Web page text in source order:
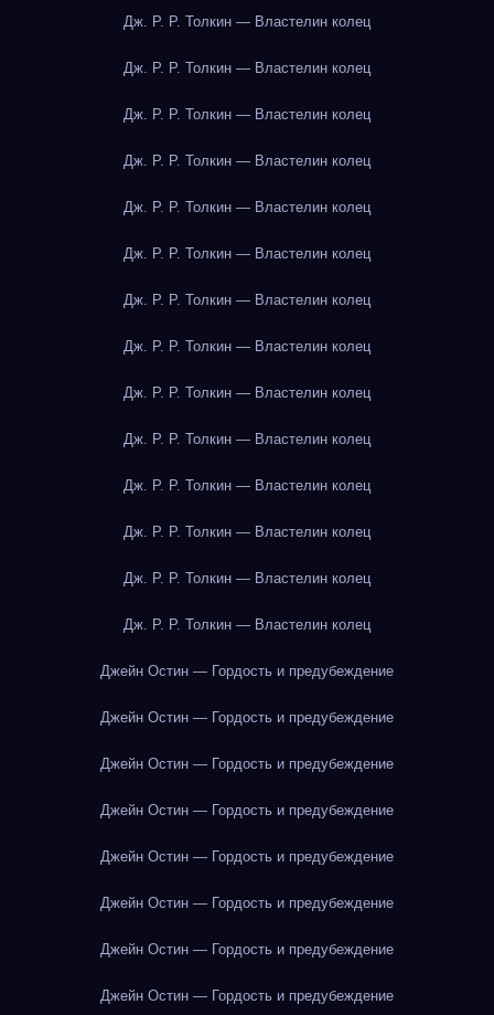
Дж. Р. Р. Толкин — Властелин колец
Дж. Р. Р. Толкин — Властелин колец
Дж. Р. Р. Толкин — Властелин колец
Дж. Р. Р. Толкин — Властелин колец
Дж. Р. Р. Толкин — Властелин колец
Дж. Р. Р. Толкин — Властелин колец
Дж. Р. Р. Толкин — Властелин колец
Дж. Р. Р. Толкин — Властелин колец
Дж. Р. Р. Толкин — Властелин колец
Дж. Р. Р. Толкин — Властелин колец
Дж. Р. Р. Толкин — Властелин колец
Дж. Р. Р. Толкин — Властелин колец
Дж. Р. Р. Толкин — Властелин колец
Дж. Р. Р. Толкин — Властелин колец
Джейн Остин — Гордость и предубеждение
Джейн Остин — Гордость и предубеждение
Джейн Остин — Гордость и предубеждение
Джейн Остин — Гордость и предубеждение
Джейн Остин — Гордость и предубеждение
Джейн Остин — Гордость и предубеждение
Джейн Остин — Гордость и предубеждение
Джейн Остин — Гордость и предубеждение